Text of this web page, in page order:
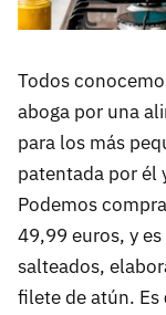
Todos
aboga por una
para los más
patentada por él
Podemos
49,99 euros, y
salteados,
filete de atún. Es